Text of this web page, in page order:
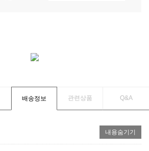
배송정보 관련상품 Q&A
내용숨기기